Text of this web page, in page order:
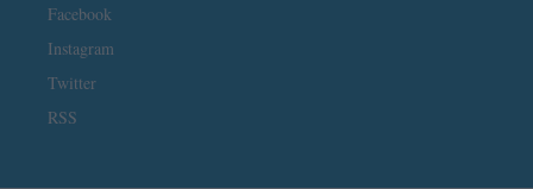
Facebook
Instagram
Twitter
RSS